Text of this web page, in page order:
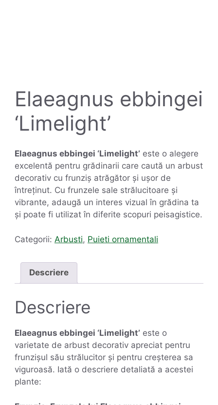
Elaeagnus ebbingei
‘Limelight’
Elaeagnus ebbingei ‘Limelight’ este o alegere
excelentă pentru grădinarii care caută un arbust
decorativ cu frunziș atrăgător și ușor de
întreținut. Cu frunzele sale strălucitoare și
vibrante, adaugă un interes vizual în grădina ta
și poate fi utilizat în diferite scopuri peisagistice.
Categorii: Arbusti, Puieti ornamentali
Descriere
Descriere
Elaeagnus ebbingei ‘Limelight’ este o
varietate de arbust decorativ apreciat pentru
frunzișul său strălucitor și pentru creșterea sa
viguroasă. Iată o descriere detaliată a acestei
plante: